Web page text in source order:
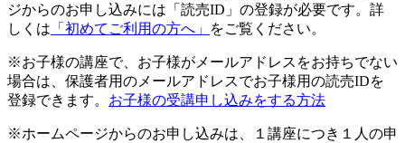
ジからのお申し込みには「読売ID」の登録が必要です。詳
しくは 「初めてご利用の方へ」 をご覧ください。
※お子様の講座で、お子様がメールアドレスをお持ちでない
場合は、保護者用のメールアドレスでお子様用の読売IDを
登録できます。 お子様の受講申し込みをする方法
※ホームページからのお申し込みは、１講座につき１人の申